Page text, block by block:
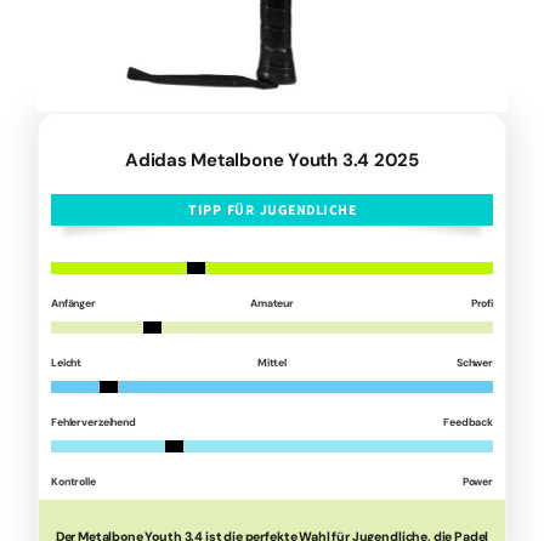
Adidas Metalbone Youth 3.4 2025
TIPP FÜR JUGENDLICHE
Anfänger Amateur Profi
Leicht Mittel Schwer
Fehlerverzeihend Feedback
Kontrolle Power
Der Metalbone Youth 3.4 ist die perfekte Wahl für Jugendliche, die Padel